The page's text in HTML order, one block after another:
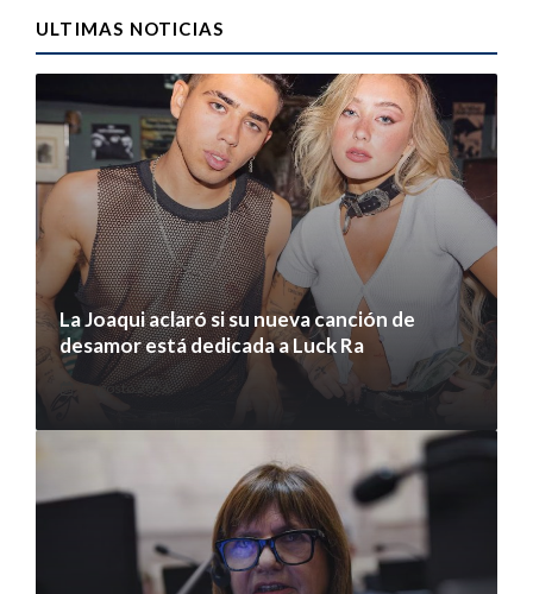
ULTIMAS NOTICIAS
La Joaqui aclaró si su nueva canción de
desamor está dedicada a Luck Ra
7 agosto 2026